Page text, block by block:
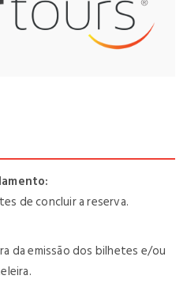
de concluir a reserva.
da emissão dos bilhetes e/ou